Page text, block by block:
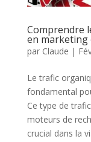
Comprendre
en marketing
par Claude |
Le trafic
fondamental
Ce type de
moteurs de
crucial dans la